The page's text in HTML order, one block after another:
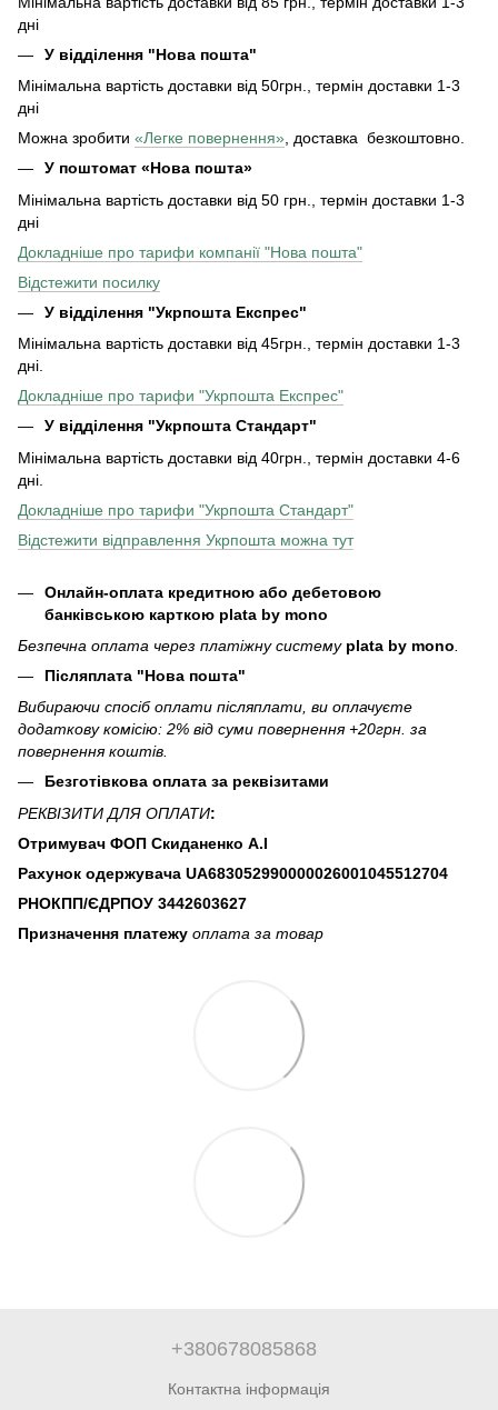
дні
У відділення "Нова пошта"
Мінімальна вартість доставки від 50грн., термін доставки 1-3
дні
Можна зробити «Легке повернення», доставка безкоштовно.
У поштомат «Нова пошта»
Мінімальна вартість доставки від 50 грн., термін доставки 1-3
дні
Докладніше про тарифи компанії "Нова пошта"
Відстежити посилку
У відділення "Укрпошта Експрес"
Мінімальна вартість доставки від 45грн., термін доставки 1-3
дні.
Докладніше про тарифи "Укрпошта Експрес"
У відділення "Укрпошта Стандарт"
Мінімальна вартість доставки від 40грн., термін доставки 4-6
дні.
Докладніше про тарифи "Укрпошта Стандарт"
Відстежити відправлення Укрпошта можна тут
Онлайн-оплата кредитною або дебетовою
банківською карткою plata by mono
Безпечна оплата через платіжну систему plata by mono
Післяплата "Нова пошта"
Вибираючи спосіб оплати післяплати, ви оплачуєте
додаткову комісію: 2% від суми повернення +20грн. за
повернення коштів.
Безготівкова оплата за реквізитами
РЕКВІЗИТИ ДЛЯ ОПЛАТИ:
Отримувач ФОП Скиданенко А.І
Рахунок одержувача UA683052990000026001045512704
РНОКПП/ЄДРПОУ 3442603627
Призначення платежу оплата за товар
+380678085868
Контактна інформація